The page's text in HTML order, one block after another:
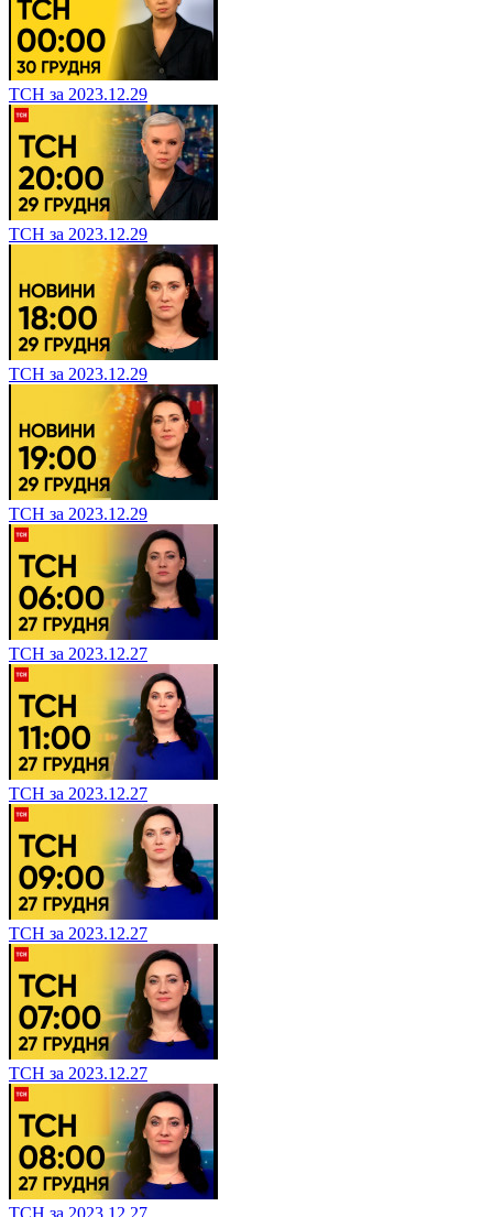
ТСН за 2023.12.29
ТСН за 2023.12.29
ТСН за 2023.12.29
ТСН за 2023.12.29
ТСН за 2023.12.27
ТСН за 2023.12.27
ТСН за 2023.12.27
ТСН за 2023.12.27
ТСН за 2023.12.27